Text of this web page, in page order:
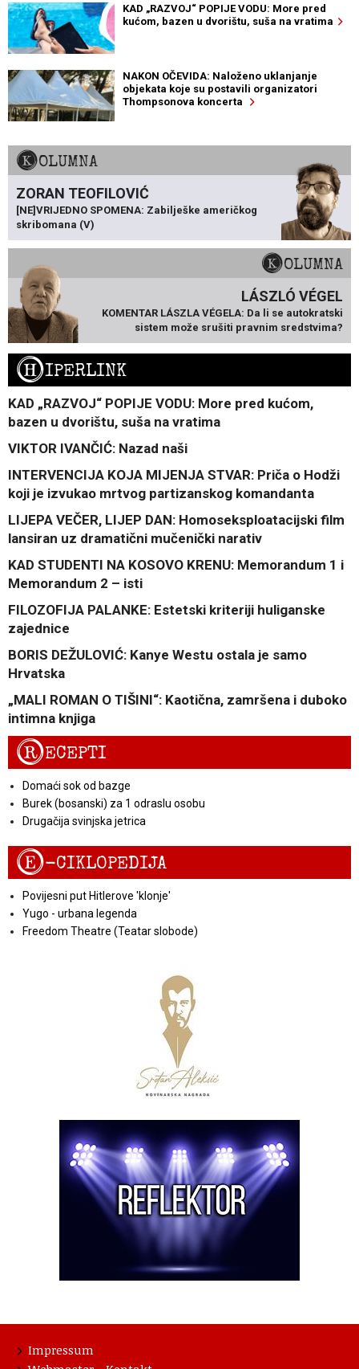
KAD „RAZVOJ“ POPIJE VODU: More pred
kućom, bazen u dvorištu, suša na vratima
NAKON OČEVIDA: Naloženo uklanjanje
objekata koje su postavili organizatori
Thompsonova koncerta
KOLUMNA
ZORAN TEOFILOVIĆ
[NE]VRIJEDNO SPOMENA: Zabilješke američkog
skribomana (V)
KOLUMNA
LÁSZLÓ VÉGEL
KOMENTAR LÁSZLA VÉGELA: Da li se autokratski
sistem može srušiti pravnim sredstvima?
HIPERLINK
KAD „RAZVOJ“ POPIJE VODU: More pred kućom,
bazen u dvorištu, suša na vratima
VIKTOR IVANČIĆ: Nazad naši
INTERVENCIJA KOJA MIJENJA STVAR: Priča o Hodži
koji je izvukao mrtvog partizanskog komandanta
LIJEPA VEČER, LIJEP DAN: Homoseksploatacijski film
lansiran uz dramatični mučenički narativ
KAD STUDENTI NA KOSOVO KRENU: Memorandum 1 i
Memorandum 2 – isti
FILOZOFIJA PALANKE: Estetski kriteriji huliganske
zajednice
BORIS DEŽULOVIĆ: Kanye Westu ostala je samo
Hrvatska
„MALI ROMAN O TIŠINI“: Kaotična, zamršena i duboko
intimna knjiga
RECEPTI
Domaći sok od bazge
Burek (bosanski) za 1 odraslu osobu
Drugačija svinjska jetrica
E-CIKLOPEDIJA
Povijesni put Hitlerove 'klonje'
Yugo - urbana legenda
Freedom Theatre (Teatar slobode)
Impressum